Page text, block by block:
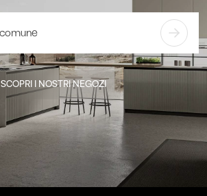
SCOPRI I NOSTRI NEGOZI